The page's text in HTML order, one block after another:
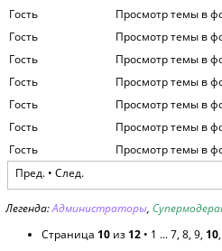
Гость
Просмотр темы в
Гость
Просмотр темы в
Гость
Просмотр темы в
Гость
Просмотр темы в
Гость
Просмотр темы в
Гость
Просмотр темы в
Гость
Просмотр темы в
Пред.• След.
Легенда:Администраторы,
Страница 10 из 12 • 1 ...7, 8, 9, 10,